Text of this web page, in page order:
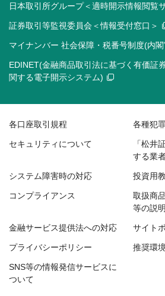
日本取引所グループ＜適時開示情報閲覧
証券取引等監視委員会＜情報受付窓口＞
マイナンバー 社会保障・税番号制度(内
EDINET(金融商品取引法に基づく有価証
関する電子開示システム)
各口座取引規程 各種犯
セキュリティについて
「松井
する業
システム障害時の対応 投資用
コンプライアンス
取扱商
等の説明
金融サービス提供法への対応 サイト
プライバシーポリシー 推奨環
SNS等の情報発信サービスに
ついて